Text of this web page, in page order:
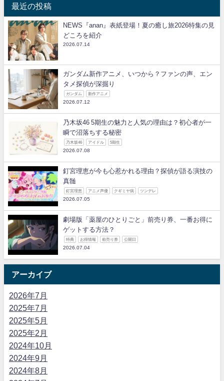
最近の投稿
NEWS『anan』表紙登場！夏の癒し旅2026特集の見
どころを紹介
2026.07.14
ガンダム新作アニメ、いつから？ファンの声、エン
タメ探偵が深掘り
ガンダム 新作アニメ
2026.07.12
乃木坂46 5期生の魅力と人気の理由は？初心者が一
瞬で沼落ちする秘密
乃木坂46 アイドル 5期生
2026.07.08
釘宮理恵が今も心惹かれる理由？探偵が語る演技の
真髄
釘宮理恵 アニメ声優 クギミヤ病 ツンデレ
2026.07.05
劇場版「薬屋のひとりごと」前売り券、一番お得に
ゲットする方法？
特典 お得情報 前売り券 公開日
2026.07.04
アーカイブ
2026年7月
2025年7月
2025年5月
2025年2月
2024年10月
2024年9月
2024年8月